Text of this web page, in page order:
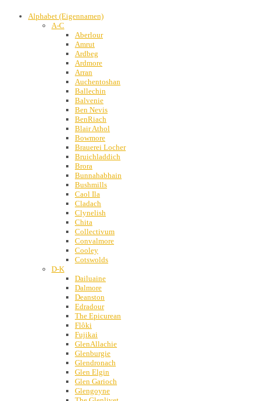
Alphabet (Eigennamen)
A-C
Aberlour
Amrut
Ardbeg
Ardmore
Arran
Auchentoshan
Ballechin
Balvenie
Ben Nevis
BenRiach
Blair Athol
Bowmore
Brauerei Locher
Bruichladdich
Brora
Bunnahabhain
Bushmills
Caol Ila
Cladach
Clynelish
Chita
Collectivum
Convalmore
Cooley
Cotswolds
D-K
Dailuaine
Dalmore
Deanston
Edradour
The Epicurean
Flôki
Fujikai
GlenAllachie
Glenburgie
Glendronach
Glen Elgin
Glen Garioch
Glengoyne